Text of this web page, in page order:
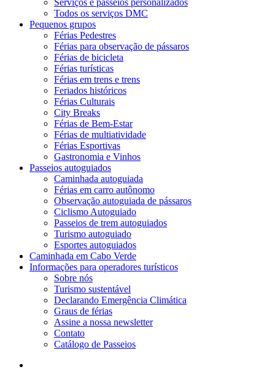
Serviços e passeios personalizados
Todos os serviços DMC
Pequenos grupos
Férias Pedestres
Férias para observação de pássaros
Férias de bicicleta
Férias turísticas
Férias em trens e trens
Feriados históricos
Férias Culturais
City Breaks
Férias de Bem-Estar
Férias de multiatividade
Férias Esportivas
Gastronomia e Vinhos
Passeios autoguiados
Caminhada autoguiada
Férias em carro autônomo
Observação autoguiada de pássaros
Ciclismo Autoguiado
Passeios de trem autoguiados
Turismo autoguiado
Esportes autoguiados
Caminhada em Cabo Verde
Informações para operadores turísticos
Sobre nós
Turismo sustentável
Declarando Emergência Climática
Graus de férias
Assine a nossa newsletter
Contato
Catálogo de Passeios